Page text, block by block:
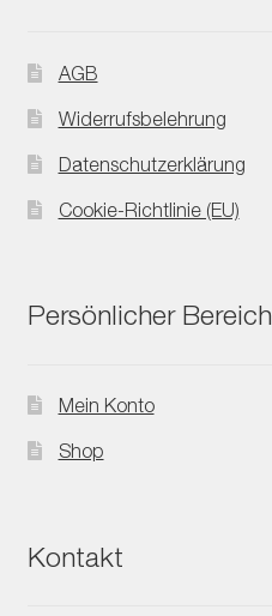
AGB
Widerrufsbelehrung
Datenschutzerklärung
Cookie-Richtlinie (EU)
Persönlicher Bereich
Mein Konto
Shop
Kontakt